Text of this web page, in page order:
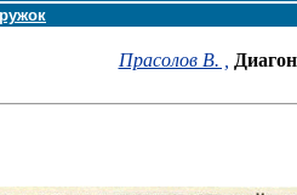
Прасолов В. ,